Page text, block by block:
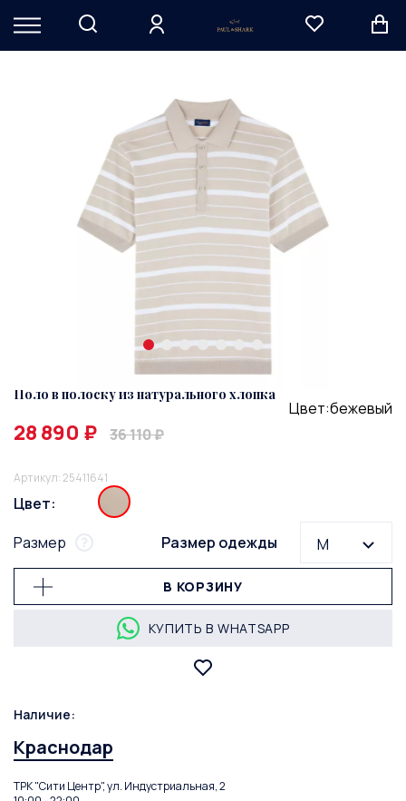
Артикул: 25411641
Поло в полоску из натурального хлопка
28 890 ₽ 36 110 ₽
Цвет:бежевый
Цвет:
Размер одежды
M
Размер
В КОРЗИНУ
КУПИТЬ В WHATSAPP
Наличие:
Краснодар
ТРК "Сити Центр", ул. Индустриальная, 2